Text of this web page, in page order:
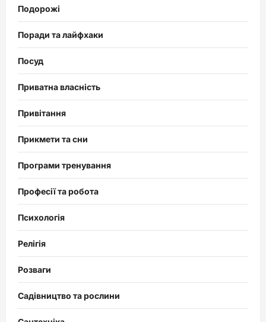
Подорожі
Поради та лайфхаки
Посуд
Приватна власність
Привітання
Прикмети та сни
Програми тренування
Професії та робота
Психологія
Релігія
Розваги
Садівництво та рослини